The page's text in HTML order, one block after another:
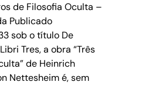
de Filosofia Oculta –
Publicado
sob o título De
Tres, a obra “Três
de Heinrich
Nettesheim é, sem